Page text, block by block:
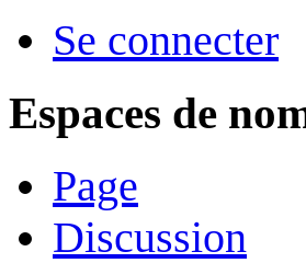
Se connecter
Espaces de
Page
Discussion